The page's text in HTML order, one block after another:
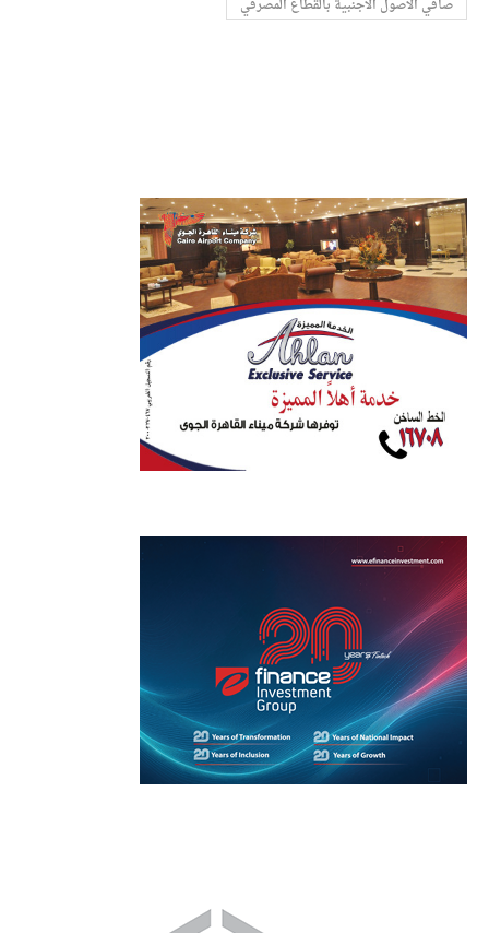
صافي الأصول الأجنبية بالقطاع المصرفي